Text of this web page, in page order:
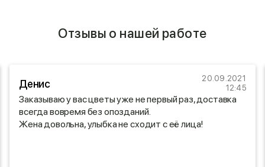
Отзывы о нашей работе
Денис
20.09.2021
12:45
Заказываю у вас цветы уже не первый раз, доставка
всегда вовремя без опозданий.
Жена довольна, улыбка не сходит с её лица!